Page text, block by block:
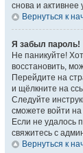
снова и активнее
Вернуться к
Я забыл пароль!
Не паникуйте!
восстановить,
Перейдите на
и щёлкните на
Следуйте
сможете войти
Если не удалось
свяжитесь с
Вернуться к